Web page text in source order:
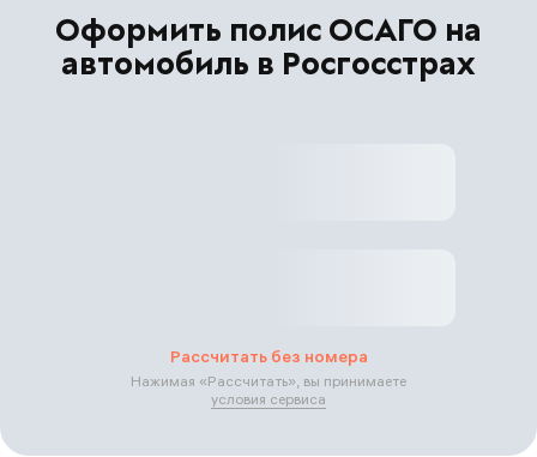
Оформить полис ОСАГО на
автомобиль в Росгосстрах
Рассчитать без номера
Нажимая «Рассчитать», вы принимаете
условия сервиса